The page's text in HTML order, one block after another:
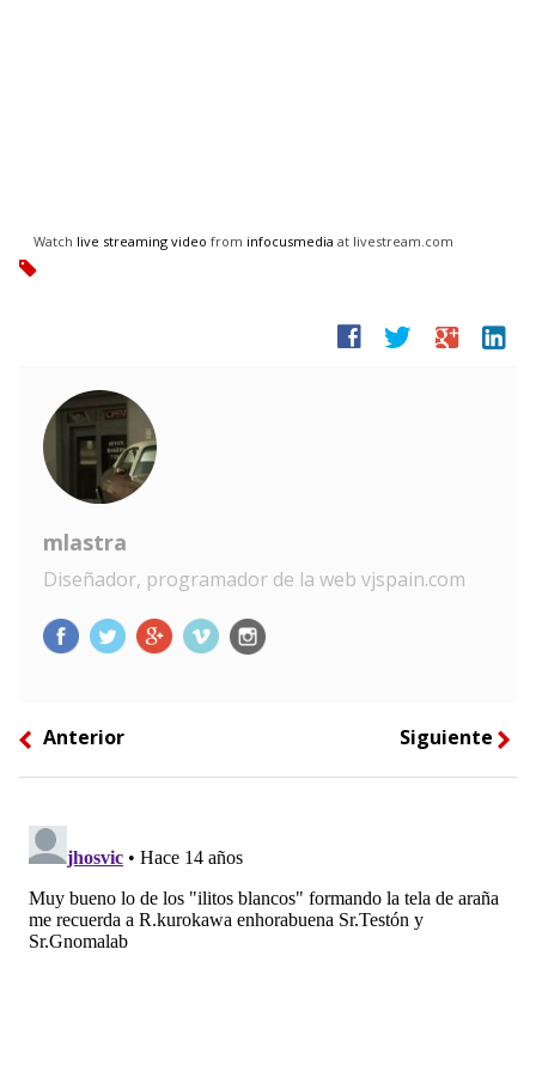
Watch live streaming video from infocusmedia at livestream.com
tag
facebook twitter google linkedin
mlastra
Diseñador, programador de la web vjspain.com
left Anterior Siguiente right